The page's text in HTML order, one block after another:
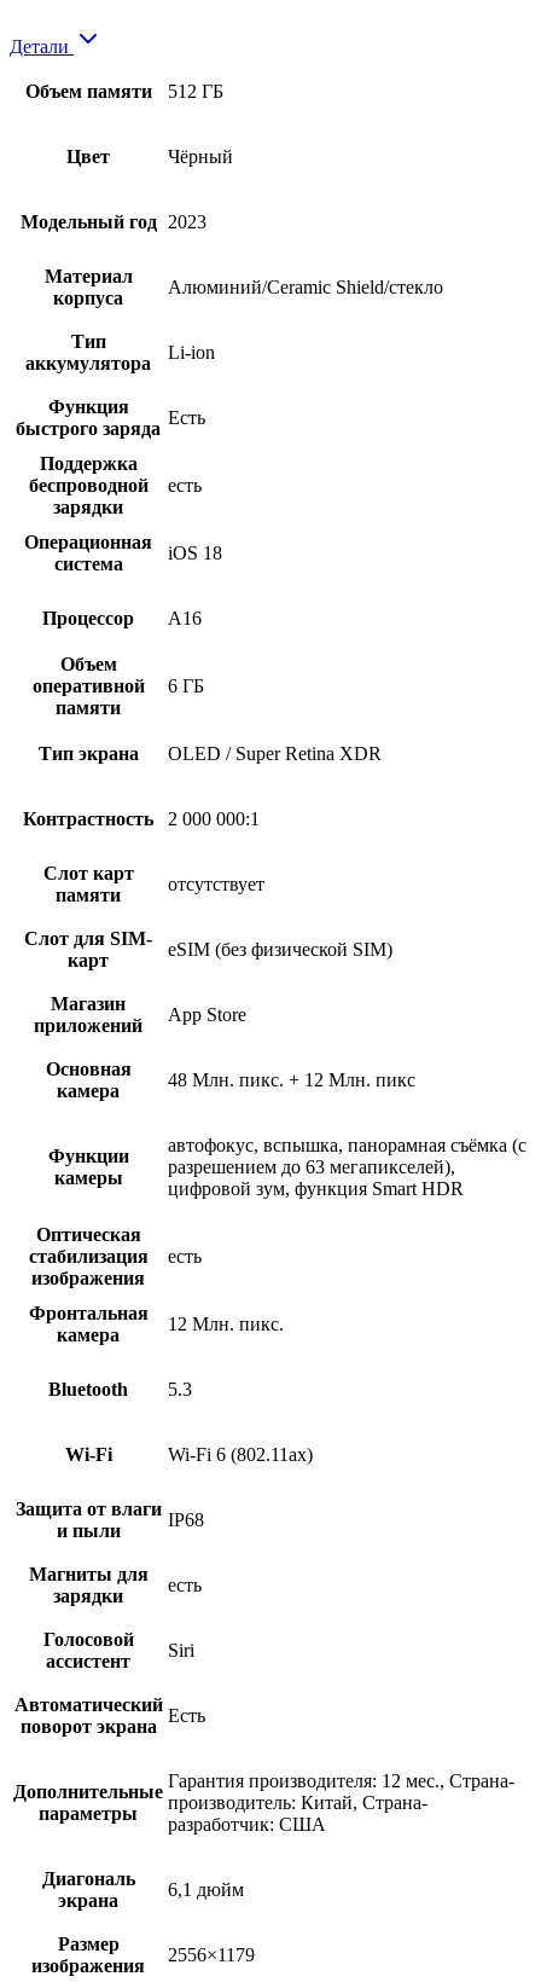
Детали
Объем памяти 512 ГБ
Цвет Чёрный
Модельный год 2023
Материал
корпуса
Алюминий/Ceramic Shield/стекло
Тип
аккумулятора
Li-ion
Функция
быстрого заряда
Есть
Поддержка
беспроводной
зарядки
есть
Операционная
система
iOS 18
Процессор A16
Объем
оперативной
памяти
6 ГБ
Тип экрана OLED / Super Retina XDR
Контрастность 2 000 000:1
Слот карт
памяти
отсутствует
Слот для SIM-
карт
eSIM (без физической SIM)
Магазин
приложений
App Store
Основная
камера
48 Млн. пикс. + 12 Млн. пикс
Функции
камеры
автофокус, вспышка, панорамная съёмка (с
разрешением до 63 мегапикселей),
цифровой зум, функция Smart HDR
Оптическая
стабилизация
изображения
есть
Фронтальная
камера
12 Млн. пикс.
Bluetooth 5.3
Wi-Fi Wi-Fi 6 (802.11ax)
Защита от влаги
и пыли
IP68
Магниты для
зарядки
есть
Голосовой
ассистент
Siri
Автоматический
поворот экрана
Есть
Дополнительные
параметры
Гарантия производителя: 12 мес., Страна-
производитель: Китай, Страна-
разработчик: США
Диагональ
экрана
6,1 дюйм
Размер
изображения
2556×1179